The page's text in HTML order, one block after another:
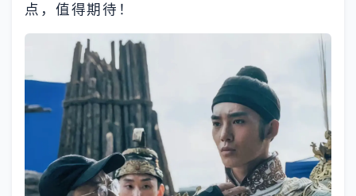
点，值得期待！